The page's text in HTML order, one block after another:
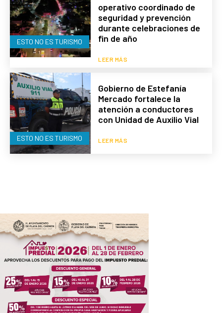
ESTO NO ES TURISMO
operativo coordinado de
seguridad y prevención
durante celebraciones de
fin de año
LEER MÁS
ESTO NO ES TURISMO
Gobierno de Estefanía
Mercado fortalece la
atención a conductores
con Unidad de Auxilio Vial
LEER MÁS